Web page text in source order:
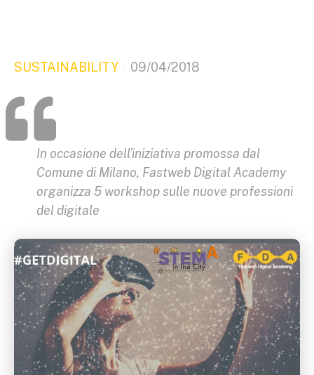
SUSTAINABILITY 09/04/2018
In occasione dell'iniziativa promossa dal
Comune di Milano, Fastweb Digital Academy
organizza 5 workshop sulle nuove professioni
del digitale